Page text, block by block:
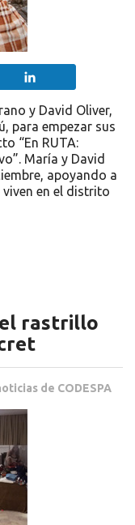
y David Oliver,
para empezar sus
“En RUTA:
María y David
apoyando a
en el distrito
rastrillo
de CODESPA